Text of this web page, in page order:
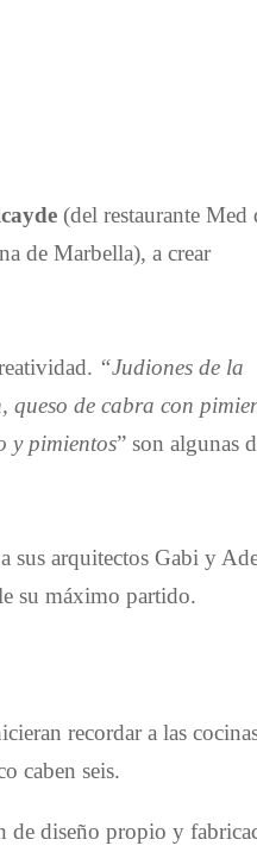
(del restaurante Med
de Marbella), a crear
“Judionesde la
queso de cabra con
y pimientos” son algunas
sus arquitectos Gabi y
su máximo partido.
recordar a las
caben seis.
de diseño propio y